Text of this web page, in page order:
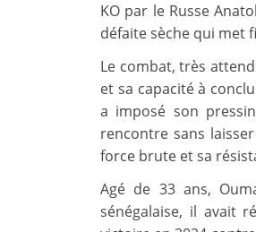
KO par le Russe
défaite sèche qui met
Le combat, très
et sa capacité à
a imposé son
rencontre sans
force brute et sa
Agé de 33 ans,
sénégalaise, il avait